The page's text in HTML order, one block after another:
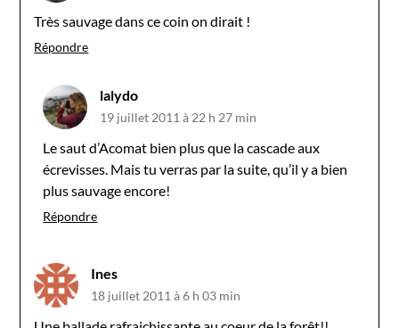
Très sauvage dans ce coin on dirait !
Répondre
lalydo
19 juillet 2011 à 22 h 27 min
Le saut d’Acomat bien plus que la cascade aux
écrevisses. Mais tu verras par la suite, qu’il y a bien
plus sauvage encore!
Répondre
Ines
18 juillet 2011 à 6 h 03 min